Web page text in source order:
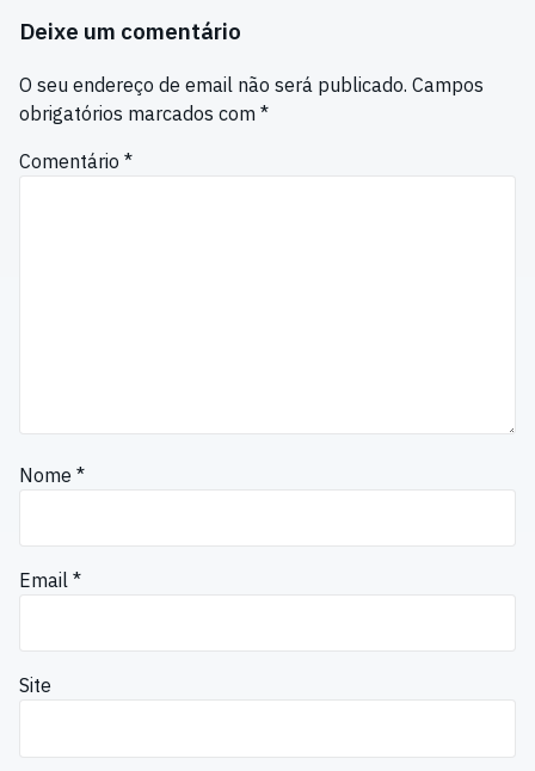
Deixe um comentário
O seu endereço de email não será publicado. Campos
obrigatórios marcados com *
Comentário *
Nome *
Email *
Site